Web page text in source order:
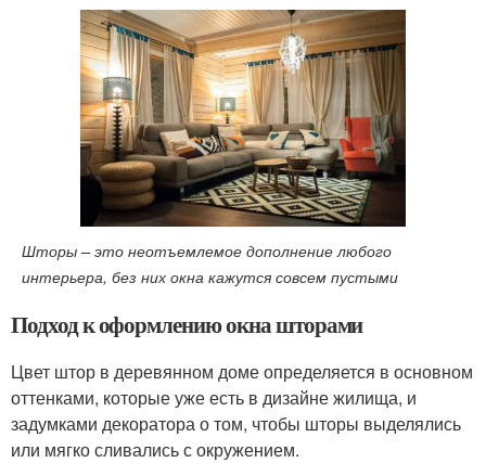
Шторы – это неотъемлемое дополнение любого
интерьера, без них окна кажутся совсем пустыми
Подход к оформлению окна шторами
Цвет штор в деревянном доме определяется в основном
оттенками, которые уже есть в дизайне жилища, и
задумками декоратора о том, чтобы шторы выделялись
или мягко сливались с окружением.